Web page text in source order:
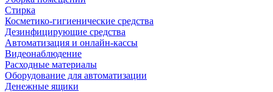
Стирка
Косметико-гигиенические средства
Дезинфицирующие средства
Автоматизация и онлайн-кассы
Видеонаблюдение
Расходные материалы
Оборудование для автоматизации
Денежные ящики